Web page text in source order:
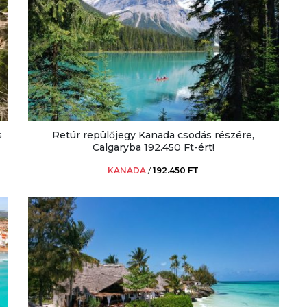
Retúr repülőjegy Kanada csodás részére,
Calgaryba 192.450 Ft-ért!
KANADA /192.450 FT